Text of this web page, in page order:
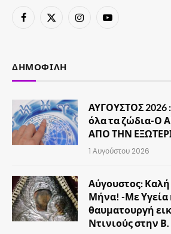
Facebook
X
InstagramYouTube
ΔΗΜΟΦΙΛΉ
ΑΥΓΟΥΣΤΟΣ 2026
όλα τα ζώδια-Ο
ΑΠΟ ΤΗΝ
1 Αυγούστου 2026
Αύγουστος:
Μήνα! -Με Υγεία
θαυματουργή
Ντινιούς στην